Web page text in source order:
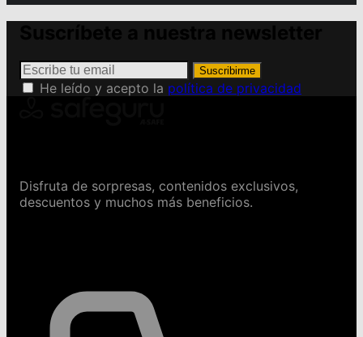
Suscribirme
He leído y acepto la política de privacidad
Disfruta de sorpresas, contenidos exclusivos,
descuentos y muchos más beneficios.